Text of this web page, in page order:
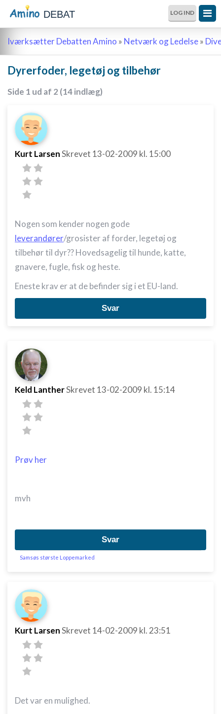
DEBAT LOG IND
Iværksætter Debatten Amino » Netværk og Ledelse»
Dyrerfoder, legetøj og tilbehør
Side 1 ud af 2 (14 indlæg)
Kurt LarsenSkrevet 13-02-2009 kl. 15:00
Nogen som kender nogen gode
leverandører/grosister af forder, legetøj og
tilbehør til dyr?? Hovedsagelig til hunde, katte,
gnavere, fugle, fisk og heste.
Eneste krav er at de befinder sig i et EU-land.
Svar
Keld LantherSkrevet 13-02-2009 kl. 15:14
Prøv her
mvh
Svar
Samsøs største Loppemarked
Kurt LarsenSkrevet 14-02-2009 kl. 23:51
Det var en mulighed.